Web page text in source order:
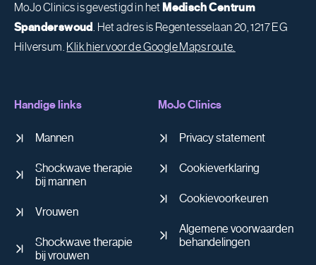
MoJo Clinics is gevestigd in het Medisch Centrum
Spanderswoud. Het adres is Regentesselaan 20, 1217 EG
Hilversum. Klik hier voor de Google Maps route.
Handige links
Mannen
Shockwave therapie
bij mannen
Vrouwen
Shockwave therapie
bij vrouwen
MoJo Clinics
Privacy statement
Cookieverklaring
Cookievoorkeuren
Algemene voorwaarden
behandelingen